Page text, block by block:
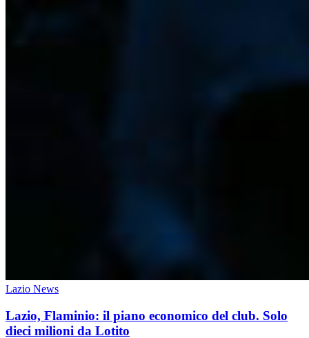
Lazio News
Lazio, Flaminio: il piano economico del club. Solo
dieci milioni da Lotito